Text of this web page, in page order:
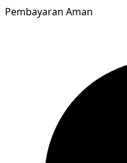
Pembayaran Aman